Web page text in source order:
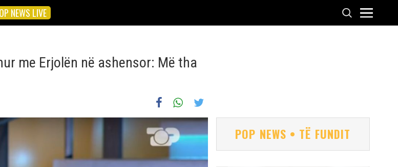
NEWS LIVE
me Erjolën në ashensor: Më tha
POP NEWS • TË FUNDIT